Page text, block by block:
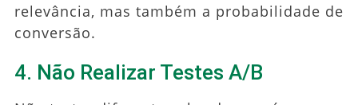
relevância, mas também a probabilidade de
conversão.
4. Não Realizar Testes A/B